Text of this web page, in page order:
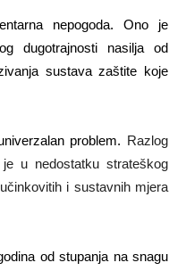
nepogoda. Ono je
dugotrajnosti nasilja od
sustava zaštite koje
problem. Razlog
u nedostatku strateškog
i sustavnih mjera
od stupanja na snagu